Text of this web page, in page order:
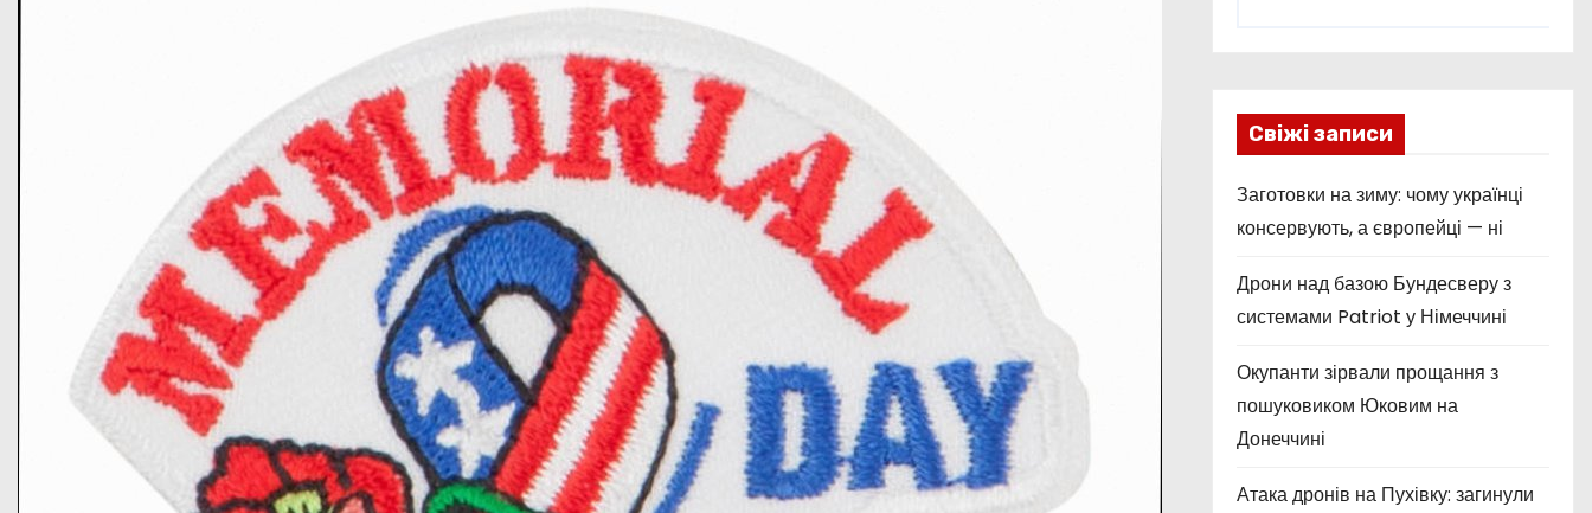
Свіжі записи
Заготовки на зиму: чому українці
консервують, а європейці — ні
Дрони над базою Бундесверу з
системами Patriot у Німеччині
Окупанти зірвали прощання з
пошуковиком Юковим на
Донеччині
Атака дронів на Пухівку: загинули